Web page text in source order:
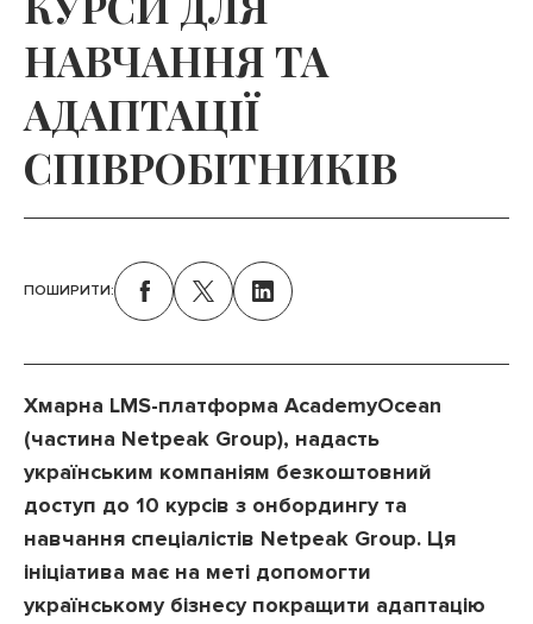
НАВЧАННЯ ТА
АДАПТАЦІЇ
СПІВРОБІТНИКІВ
Хмарна LMS-платформа АcademyOcean
(частина Netpeak Group), надасть
українським компаніям безкоштовний
доступ до 10 курсів з онбордингу та
навчання спеціалістів Netpeak Group. Ця
ініціатива має на меті допомогти
українському бізнесу покращити адаптацію
ПОШИРИТИ: